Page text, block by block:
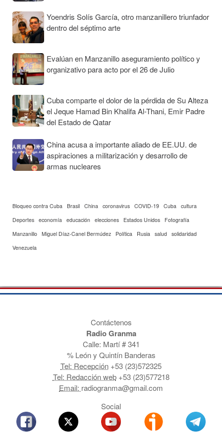
Yoendris Solís García, otro manzanillero triunfador
dentro del séptimo arte
Evalúan en Manzanillo aseguramiento político y
organizativo para acto por el 26 de Julio
Cuba comparte el dolor de la pérdida de Su Alteza
el Jeque Hamad Bin Khalifa Al-Thani, Emir Padre
del Estado de Qatar
China acusa a importante aliado de EE.UU. de
aspiraciones a militarización y desarrollo de
armas nucleares
Bloqueo contra Cuba Brasil China coronavirus COVID-19 Cuba
cultura
Deportes economía educación elecciones Estados Unidos
Fotografía
Manzanillo Miguel Díaz-Canel Bermúdez Política Rusia salud solidaridad
Venezuela
Contáctenos
Radio Granma
Calle: Martí # 341
% León y Quintín Banderas
Tel: Recepción +53 (23)572325
Tel: Redacción web+53 (23)577218
Email: radiogranma@gmail.com
Social